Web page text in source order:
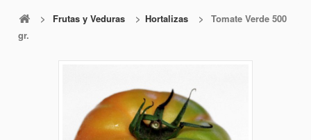
+
ALIMENTACIÓN
CARNICERÍA Y CHARCUTERÍA
> Frutas y Veduras > Hortalizas >
Tomate Verde 500
gr.